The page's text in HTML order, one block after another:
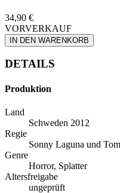
34,90 €
VORVERKAUF
IN DEN WARENKORB
DETAILS
Produktion
Land
Schweden 2012
Regie
Sonny Laguna und
Genre
Horror, Splatter
Altersfreigabe
ungeprüft